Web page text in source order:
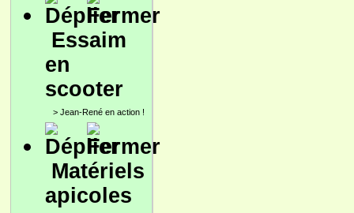
Essaim
en
scooter
> Jean-René en action !
Matériels
apicoles